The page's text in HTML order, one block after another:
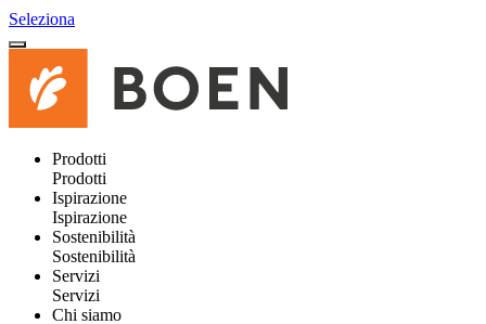
Seleziona
Prodotti
Prodotti
Ispirazione
Ispirazione
Sostenibilità
Sostenibilità
Servizi
Servizi
Chi siamo